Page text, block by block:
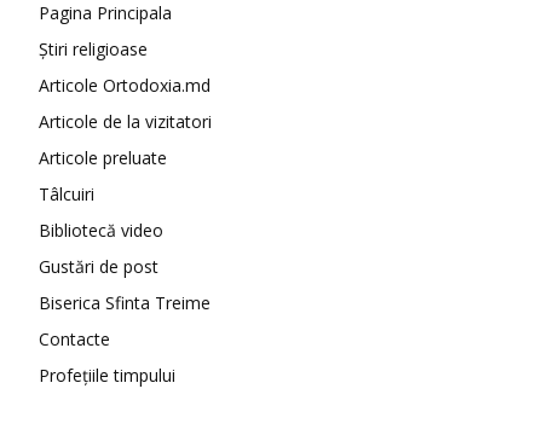
Pagina Principala
Știri religioase
Articole Ortodoxia.md
Articole de la vizitatori
Articole preluate
Tâlcuiri
Bibliotecă video
Gustări de post
Biserica Sfinta Treime
Contacte
Profețiile timpului